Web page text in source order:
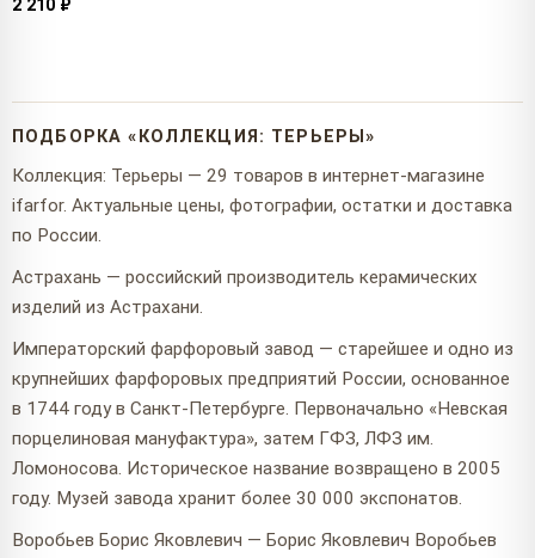
2 210 ₽
ПОДБОРКА «КОЛЛЕКЦИЯ: ТЕРЬЕРЫ»
Коллекция: Терьеры — 29 товаров в интернет-магазине
ifarfor. Актуальные цены, фотографии, остатки и доставка
по России.
Астрахань — российский производитель керамических
изделий из Астрахани.
Императорский фарфоровый завод — старейшее и одно из
крупнейших фарфоровых предприятий России, основанное
в 1744 году в Санкт-Петербурге. Первоначально «Невская
порцелиновая мануфактура», затем ГФЗ, ЛФЗ им.
Ломоносова. Историческое название возвращено в 2005
году. Музей завода хранит более 30 000 экспонатов.
Воробьев Борис Яковлевич — Борис Яковлевич Воробьев